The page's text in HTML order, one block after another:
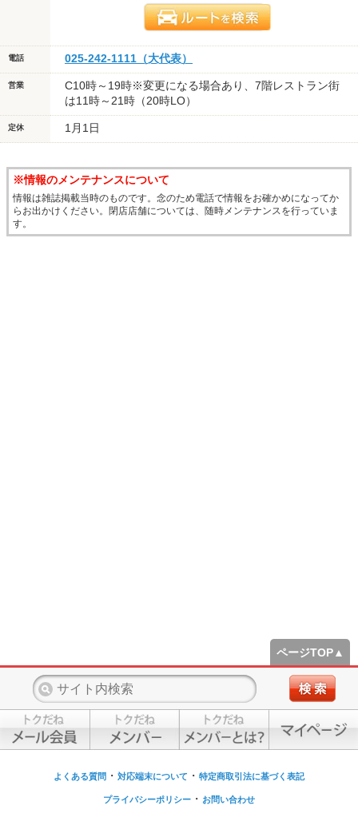
電話 025-242-1111（大代表）
営業
С10時～19時※変更になる場合あり、7階レストラン街
は11時～21時（20時LO）
定休 1月1日
※情報のメンテナンスについて
情報は雑誌掲載当時のものです。念のため電話で情報をお確かめになってか
らお出かけください。閉店店舗については、随時メンテナンスを行っていま
す。
ページTOP▲
よくある質問 ・ 対応端末について ・ 特定商取引法に基づく表記
プライバシーポリシー ・ お問い合わせ